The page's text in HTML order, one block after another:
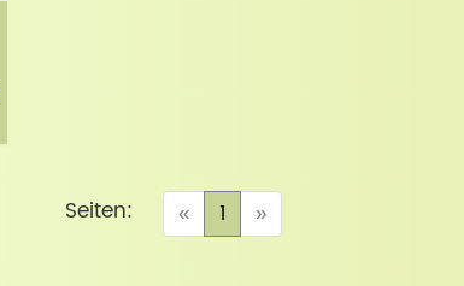
« 1 (current)
»
Seiten: